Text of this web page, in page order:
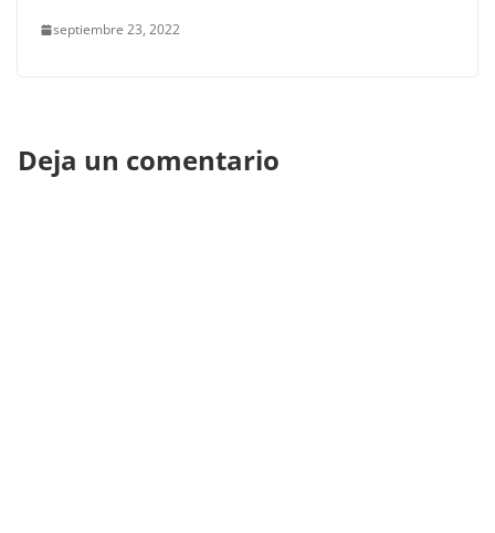
septiembre 23, 2022
Deja un comentario